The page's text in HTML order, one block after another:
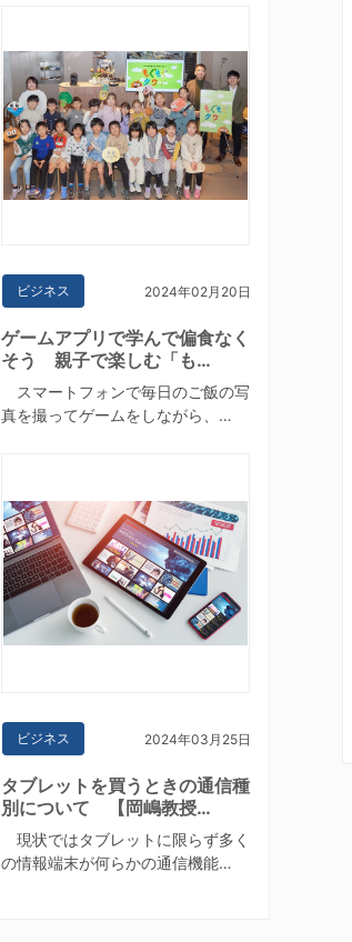
ビジネス 2024年02月20日
ゲームアプリで学んで偏食なく
そう 親子で楽しむ「も…
スマートフォンで毎日のご飯の写
真を撮ってゲームをしながら、…
ビジネス 2024年03月25日
タブレットを買うときの通信種
別について 【岡嶋教授…
現状ではタブレットに限らず多く
の情報端末が何らかの通信機能…